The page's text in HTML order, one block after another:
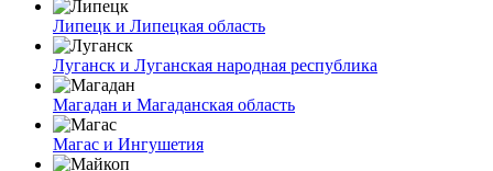
Липецк и Липецкая область
Луганск и Луганская народная республика
Магадан и Магаданская область
Магас и Ингушетия